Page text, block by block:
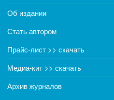
Об издании
Стать автором
Прайс-лист >> скачать
Медиа-кит >> скачать
Архив журналов